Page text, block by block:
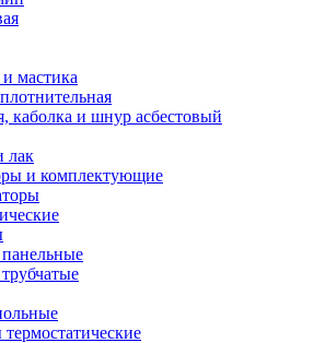
мастика
каболка и шнур асбестовый
лак
и комплектующие